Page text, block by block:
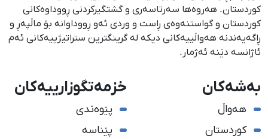
كوردستان. هەروەها سەرتاسەری و گشتگیركردنی ڕووداوەكانی
كوردستان و گواستنەوەی ڕاست و وردی ئەو ڕووداوانە بۆ ماڵپەڕ و
ڕاگەیەندنە هەواڵییەكانی دیكە لە گرینگترین ستراتیژییەكانی ئەم
ئاژانسە دێنە ئەژمار.
بەشەکان
هەواڵ
کوردستان
خزمەتگوزارییەکان
پێوەندی
پێناسە